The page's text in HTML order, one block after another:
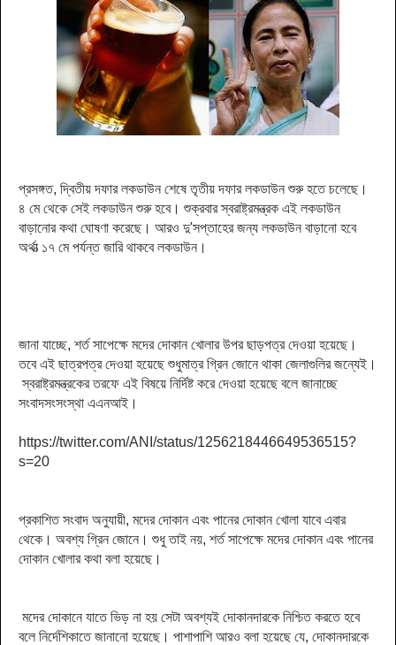
প্রসঙ্গত, দ্বিতীয় দফার লকডাউন শেষে তৃতীয় দফার লকডাউন শুরু হতে চলেছে।
৪ মে থেকে সেই লকডাউন শুরু হবে। শুক্রবার স্বরাষ্ট্রমন্ত্রক এই লকডাউন
বাড়ানোর কথা ঘোষণা করেছে। আরও দু'সপ্তাহের জন্য লকডাউন বাড়ানো হবে
অর্থাত্‍ ১৭ মে পর্যন্ত জারি থাকবে লকডাউন।
জানা যাচ্ছে, শর্ত সাপেক্ষে মদের দোকান খোলার উপর ছাড়পত্র দেওয়া হয়েছে।
তবে এই ছাত্রপত্র দেওয়া হয়েছে শুধুমাত্র গ্রিন জোনে থাকা জেলাগুলির জন্যেই।
স্বরাষ্ট্রমন্ত্রকের তরফে এই বিষয়ে নির্দিষ্ট করে দেওয়া হয়েছে বলে জানাচ্ছে
সংবাদসংসংস্থা এএনআই।
https://twitter.com/ANI/status/1256218446649536515?
s=20
প্রকাশিত সংবাদ অনুযায়ী, মদের দোকান এবং পানের দোকান খোলা যাবে এবার
থেকে। অবশ্য গ্রিন জোনে। শুধু তাই নয়, শর্ত সাপেক্ষে মদের দোকান এবং পানের
দোকান খোলার কথা বলা হয়েছে।
মদের দোকানে যাতে ভিড় না হয় সেটা অবশ্যই দোকানদারকে নিশ্চিত করতে হবে
বলে নির্দেশিকাতে জানানো হয়েছে। পাশাপাশি আরও বলা হয়েছে যে, দোকানদারকে